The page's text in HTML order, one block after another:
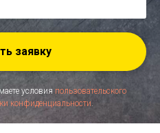
заявку
условия пользовательского
конфиденциальности.